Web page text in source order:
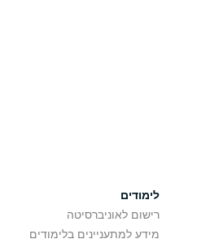
לימודים
רישום לאוניברסיטה
מידע למתעניינים בלימודים